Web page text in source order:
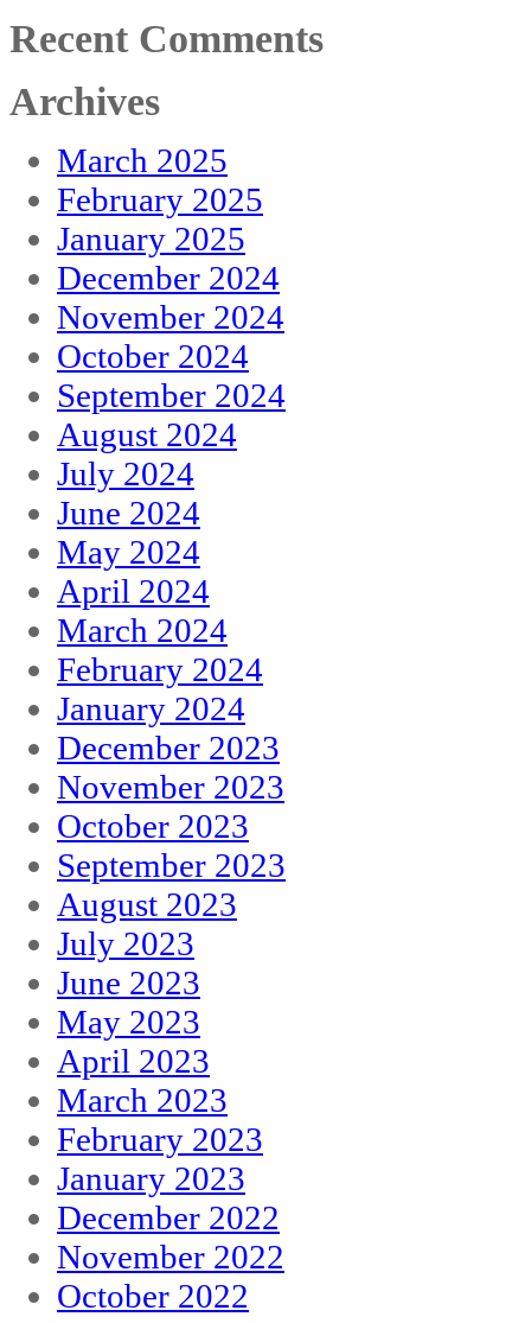
Recent Comments
Archives
March 2025
February 2025
January 2025
December 2024
November 2024
October 2024
September 2024
August 2024
July 2024
June 2024
May 2024
April 2024
March 2024
February 2024
January 2024
December 2023
November 2023
October 2023
September 2023
August 2023
July 2023
June 2023
May 2023
April 2023
March 2023
February 2023
January 2023
December 2022
November 2022
October 2022